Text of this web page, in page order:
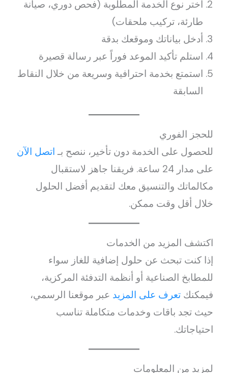
اختر نوع الخدمة المطلوبة (فحص دوري، صيانة
طارئة، تركيب ملحقات)
أدخل بياناتك وموقعك بدقة
استلم تأكيد الموعد فوراً عبر رسالة قصيرة
استمتع بخدمة احترافية وسريعة من خلال النقاط
السابقة
للحجز الفوري
للحصول على الخدمة دون تأخير، ننصح بـ اتصل الآن
على مدار 24 ساعة. فريقنا جاهز لاستقبال
مكالماتك والتنسيق معك لتقديم أفضل الحلول
خلال أقل وقت ممكن.
اكتشف المزيد من الخدمات
إذا كنت تبحث عن حلول إضافية للغاز سواء
للمطابخ الصناعية أو أنظمة التدفئة المركزية،
فيمكنكتعرف على المزيد عبر موقعنا الرسمي،
حيث تجد باقات وخدمات متكاملة تناسب
احتياجاتك.
لمزيد من المعلومات